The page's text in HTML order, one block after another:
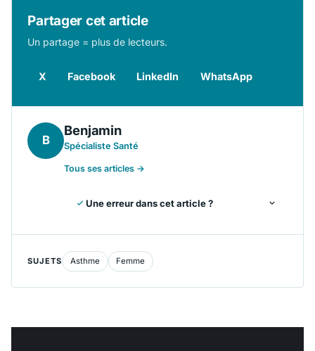
Partager cet article
Un partage = plus de lecteurs.
X Facebook LinkedIn WhatsApp
B
Benjamin
Spécialiste Santé
Tous ses articles →
Une erreur dans cet article ?
SUJETS Asthme Femme